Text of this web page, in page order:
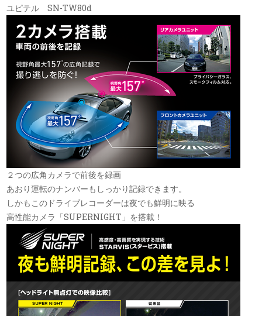
ユピテル SN-TW80d
２つの広角カメラで前後を録画
あおり運転のナンバーもしっかり記録できます。
しかもこのドライブレコーダーは夜でも鮮明に映る
高性能カメラ「SUPERNIGHT」を搭載！